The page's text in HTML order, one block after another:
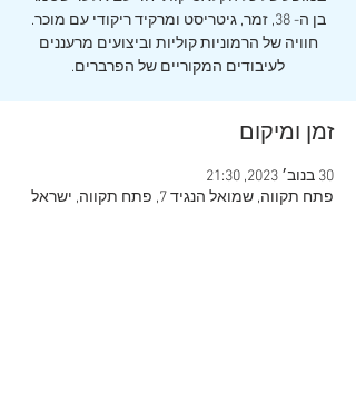
בן ה- 38, זמר, גיטריסט ומרקיד ריקודי עם מוכר.
חוויה של הרמוניות קוליות וביצועים מרעננים
לעיבודים המקוריים של הפרברים.
זמן ומיקום
30 בנוב׳ 2023, 21:30
פתח תקווה, שמואל הנגיד 7, פתח תקווה, ישראל